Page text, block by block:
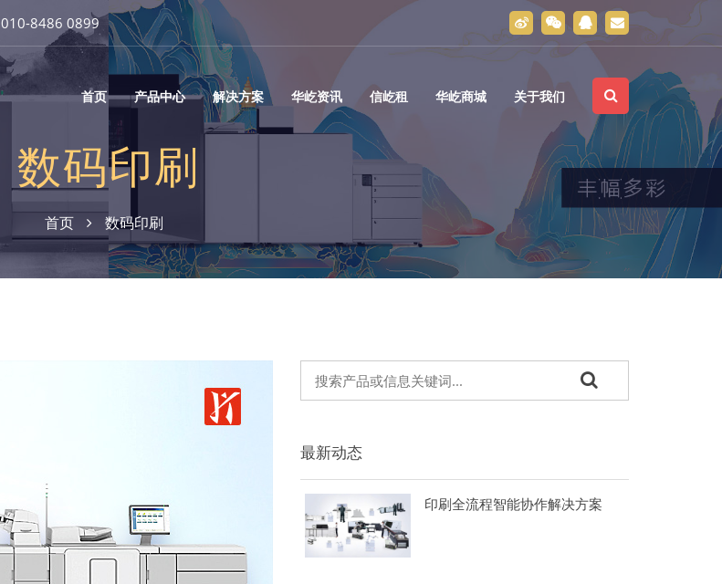
010-8486 0899
首页 产品中心 解决方案 华屹资讯 信屹租 华屹商城 关于我们
数码印刷
首页 数码印刷
最新动态
印刷全流程智能协作解决方案